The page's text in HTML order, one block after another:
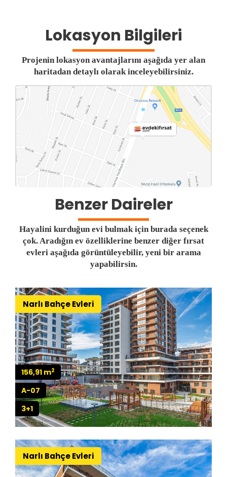
Lokasyon Bilgileri
Projenin lokasyon avantajlarını aşağıda yer alan
haritadan detaylı olarak inceleyebilirsiniz.
Benzer Daireler
Hayalini kurduğun evi bulmak için burada seçenek
çok. Aradığın ev özelliklerine benzer diğer fırsat
evleri aşağıda görüntüleyebilir, yeni bir arama
yapabilirsin.
Narlı Bahçe Evleri
156,91 m2
A-07
3+1
Narlı Bahçe Evleri